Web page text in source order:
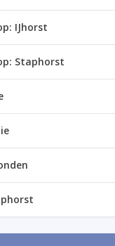
IJhorst
Staphorst